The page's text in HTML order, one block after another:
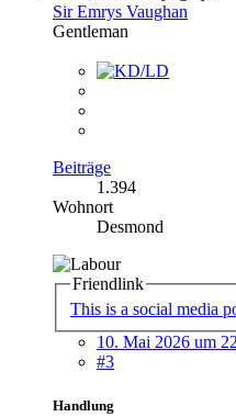
Sir Emrys Vaughan
Gentleman
Beiträge
1.394
Wohnort
Desmond
Friendlink
This is a social media
10. Mai 2026 um
#3
Handlung